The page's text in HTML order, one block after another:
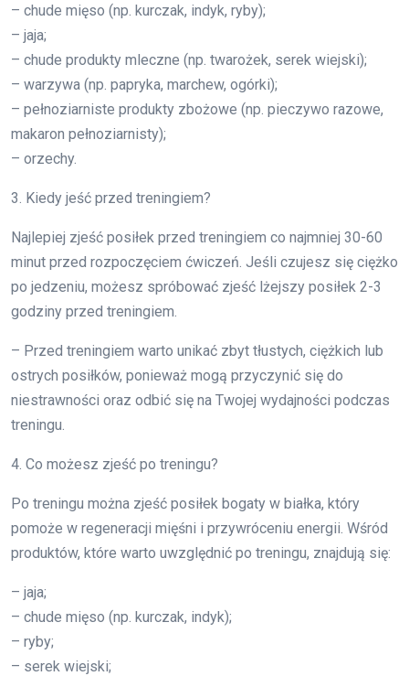
– chude mięso (np. kurczak, indyk, ryby);
– jaja;
– chude produkty mleczne (np. twarożek, serek wiejski);
– warzywa (np. papryka, marchew, ogórki);
– pełnoziarniste produkty zbożowe (np. pieczywo razowe,
makaron pełnoziarnisty);
– orzechy.
3. Kiedy jeść przed treningiem?
Najlepiej zjeść posiłek przed treningiem co najmniej 30-60
minut przed rozpoczęciem ćwiczeń. Jeśli czujesz się ciężko
po jedzeniu, możesz spróbować zjeść lżejszy posiłek 2-3
godziny przed treningiem.
– Przed treningiem warto unikać zbyt tłustych, ciężkich lub
ostrych posiłków, ponieważ mogą przyczynić się do
niestrawności oraz odbić się na Twojej wydajności podczas
treningu.
4. Co możesz zjeść po treningu?
Po treningu można zjeść posiłek bogaty w białka, który
pomoże w regeneracji mięśni i przywróceniu energii. Wśród
produktów, które warto uwzględnić po treningu, znajdują się:
– jaja;
– chude mięso (np. kurczak, indyk);
– ryby;
– serek wiejski;